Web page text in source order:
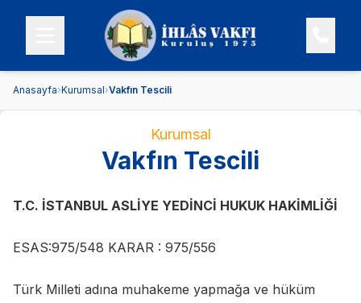
Anasayfa›Kurumsal›Vakfın Tescili
Kurumsal
Vakfın Tescili
T.C. İSTANBUL ASLİYE YEDİNCİ HUKUK HAKİMLİĞİ
ESAS:975/548 KARAR : 975/556
Türk Milleti adına muhakeme yapmağa ve hüküm